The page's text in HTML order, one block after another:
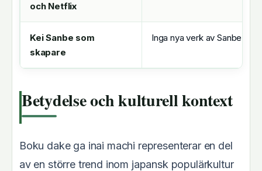
och Netflix
Kei Sanbe som
skapare
Inga nya verk av Sanbe
Betydelse och kulturell kontext
Boku dake ga inai machi representerar en del
av en större trend inom japansk populärkultur